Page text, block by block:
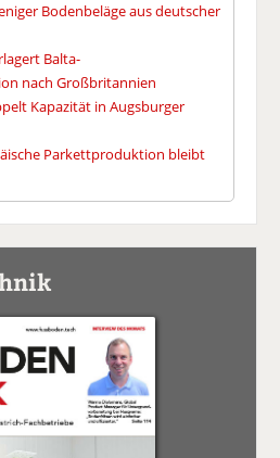
Bodenbeläge aus deutscher
Balta-
nach Großbritannien
Kapazität in Augsburger
Parkettproduktion bleibt